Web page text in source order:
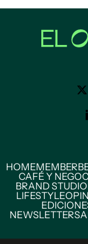
HOMEMEMBER
CAFÉ Y
BRAND STUDIO
LIFESTYLE
NEWSLETTERS